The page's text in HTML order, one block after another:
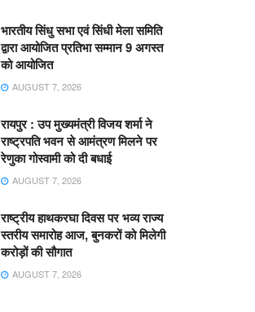
भारतीय सिंधु सभा एवं सिंधी मेला समिति
द्वारा आयोजित प्रतिभा सम्मान 9 अगस्त
को आयोजित
AUGUST 7, 2026
रायपुर : उप मुख्यमंत्री विजय शर्मा ने
राष्ट्रपति भवन से आमंत्रण मिलने पर
रेणुका गोस्वामी को दी बधाई
AUGUST 7, 2026
राष्ट्रीय हाथकरघा दिवस पर भव्य राज्य
स्तरीय समारोह आज, बुनकरों को मिलेगी
करोड़ों की सौगात
AUGUST 7, 2026